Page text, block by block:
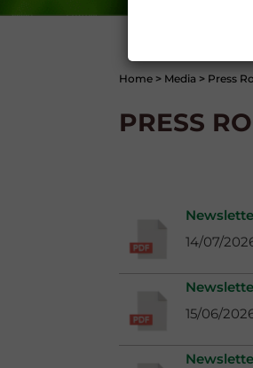
Home > Media > Press
PRESS
14/07/
15/06/